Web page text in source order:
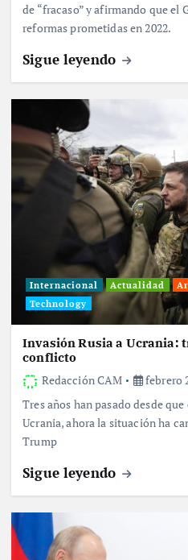
de “fracaso” y afirmando que
reformas prometidas en 2022.
Sigue leyendo
Internacional Actualidad
Technology
Invasión Rusia a Ucrania:
conflicto
Redacción CAM
febrero
Tres años han pasado desde
Ucrania, ahora la situación ha
Trump
Sigue leyendo